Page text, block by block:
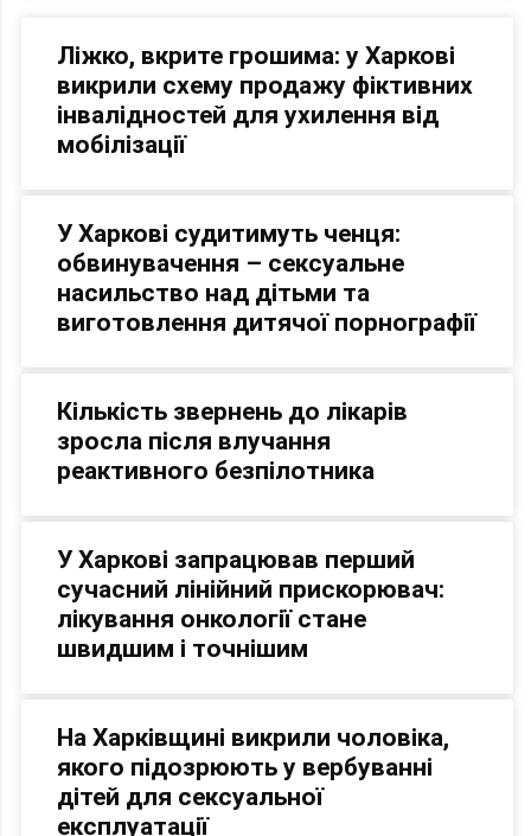
Ліжко, вкрите грошима: у Харкові
викрили схему продажу фіктивних
інвалідностей для ухилення від
мобілізації
У Харкові судитимуть ченця:
обвинувачення – сексуальне
насильство над дітьми та
виготовлення дитячої порнографії
Кількість звернень до лікарів
зросла після влучання
реактивного безпілотника
У Харкові запрацював перший
сучасний лінійний прискорювач:
лікування онкології стане
швидшим і точнішим
На Харківщині викрили чоловіка,
якого підозрюють у вербуванні
дітей для сексуальної
експлуатації